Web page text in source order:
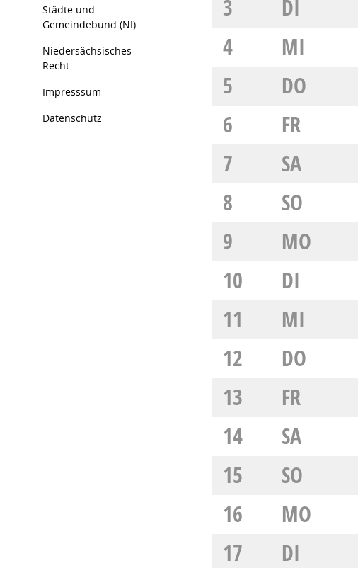
Städte und
Gemeindebund (NI)
Niedersächsisches
Recht
Impresssum
Datenschutz
3
DI
4
MI
5
DO
6
FR
7
SA
8
SO
9
MO
10
DI
11
MI
12
DO
13
FR
14
SA
15
SO
16
MO
17
DI